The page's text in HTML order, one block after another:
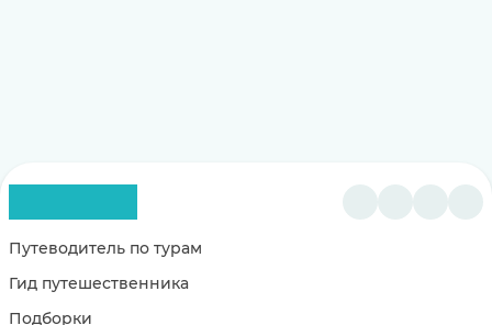
Путеводитель по турам
Гид путешественника
Подборки